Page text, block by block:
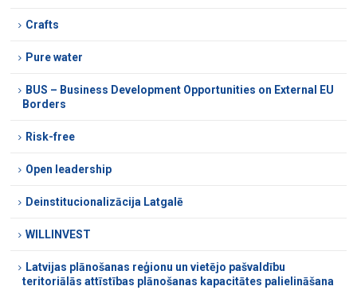
Crafts
Pure water
BUS – Business Development Opportunities on External EU
Borders
Risk-free
Open leadership
Deinstitucionalizācija Latgalē
WILLINVEST
Latvijas plānošanas reģionu un vietējo pašvaldību
teritoriālās attīstības plānošanas kapacitātes palielināšana